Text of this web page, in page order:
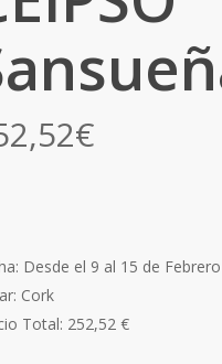
€
Desde el 9 al 15 de
Cork
Total: 252,52 €